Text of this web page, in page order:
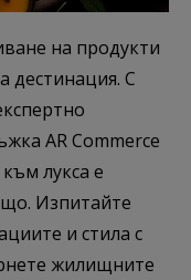
на продукти
дестинация. С
AR Commerce
лукса е
Изпитайте
и стила с
жилищните